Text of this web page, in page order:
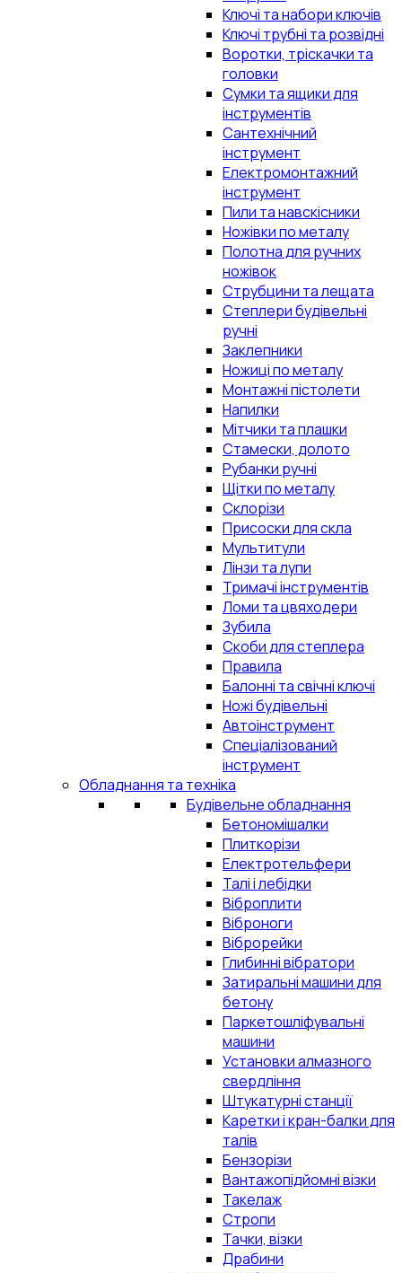
Ключі та набори ключів
Ключі трубні та розвідні
Воротки, тріскачки та
головки
Сумки та ящики для
інструментів
Сантехнічний
інструмент
Електромонтажний
інструмент
Пили та навскісники
Ножівки по металу
Полотна для ручних
ножівок
Струбцини та лещата
Степлери будівельні
ручні
Заклепники
Ножиці по металу
Монтажні пістолети
Напилки
Мітчики та плашки
Стамески, долото
Рубанки ручні
Щітки по металу
Склорізи
Присоски для скла
Мультитули
Лінзи та лупи
Тримачі інструментів
Ломи та цвяходери
Зубила
Скоби для степлера
Правила
Балонні та свічні ключі
Ножі будівельні
Автоінструмент
Спеціалізований
інструмент
Обладнання та техніка
Будівельне обладнання
Бетономішалки
Плиткорізи
Електротельфери
Талі і лебідки
Віброплити
Віброноги
Віброрейки
Глибинні вібратори
Затиральні машини для
бетону
Паркетошліфувальні
машини
Установки алмазного
свердління
Штукатурні станції
Каретки і кран-балки для
талів
Бензорізи
Вантажопідйомні візки
Такелаж
Стропи
Тачки, візки
Драбини